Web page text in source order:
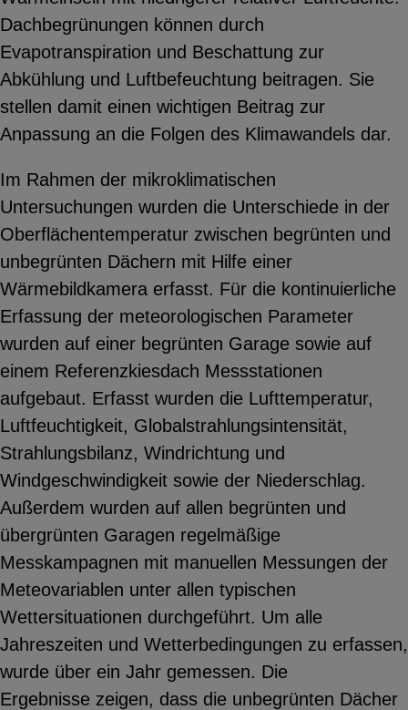
Dachbegrünungen können durch
Evapotranspiration und Beschattung zur
Abkühlung und Luftbefeuchtung beitragen. Sie
stellen damit einen wichtigen Beitrag zur
Anpassung an die Folgen des Klimawandels dar.
Im Rahmen der mikroklimatischen
Untersuchungen wurden die Unterschiede in der
Oberflächentemperatur zwischen begrünten und
unbegrünten Dächern mit Hilfe einer
Wärmebildkamera erfasst. Für die kontinuierliche
Erfassung der meteorologischen Parameter
wurden auf einer begrünten Garage sowie auf
einem Referenzkiesdach Messstationen
aufgebaut. Erfasst wurden die Lufttemperatur,
Luftfeuchtigkeit, Globalstrahlungsintensität,
Strahlungsbilanz, Windrichtung und
Windgeschwindigkeit sowie der Niederschlag.
Außerdem wurden auf allen begrünten und
übergrünten Garagen regelmäßige
Messkampagnen mit manuellen Messungen der
Meteovariablen unter allen typischen
Wettersituationen durchgeführt. Um alle
Jahreszeiten und Wetterbedingungen zu erfassen,
wurde über ein Jahr gemessen. Die
Ergebnisse zeigen, dass die unbegrünten Dächer